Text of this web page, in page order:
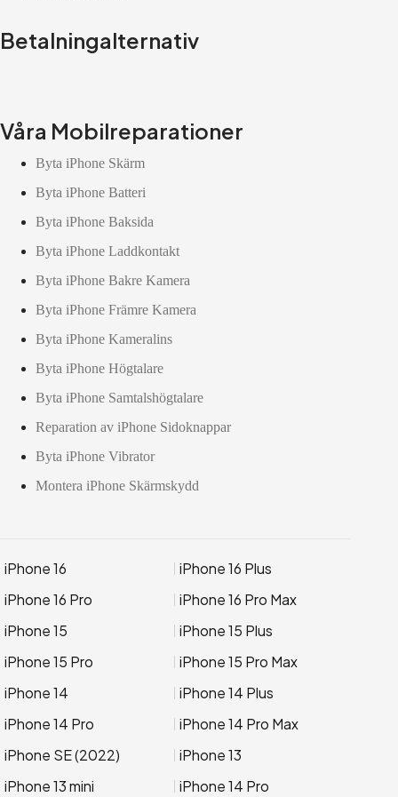
Betalningalternativ
Våra Mobilreparationer
Byta iPhone Skärm
Byta iPhone Batteri
Byta iPhone Baksida
Byta iPhone Laddkontakt
Byta iPhone Bakre Kamera
Byta iPhone Främre Kamera
Byta iPhone Kameralins
Byta iPhone Högtalare
Byta iPhone Samtalshögtalare
Reparation av iPhone Sidoknappar
Byta iPhone Vibrator
Montera iPhone Skärmskydd
iPhone 16
iPhone 16 Plus
iPhone 16 Pro
iPhone 16 Pro Max
iPhone 15
iPhone 15 Plus
iPhone 15 Pro
iPhone 15 Pro Max
iPhone 14
iPhone 14 Plus
iPhone 14 Pro
iPhone 14 Pro Max
iPhone SE (2022)
iPhone 13
iPhone 13 mini
iPhone 14 Pro